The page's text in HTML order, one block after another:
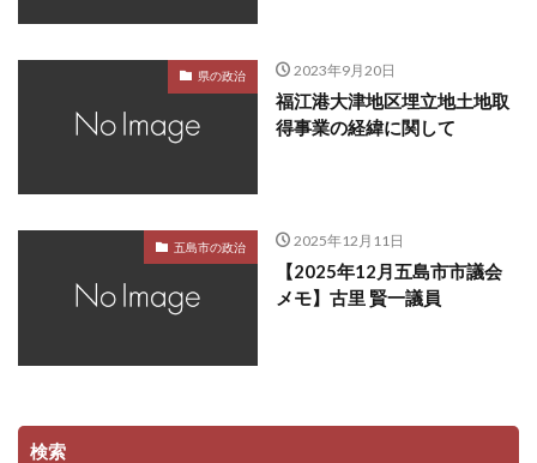
県の政治 2023年9月20日
福江港大津地区埋立地土地取
得事業の経緯に関して
五島市の政治 2025年12月11日
【2025年12月五島市市議会
メモ】古里 賢一議員
検索